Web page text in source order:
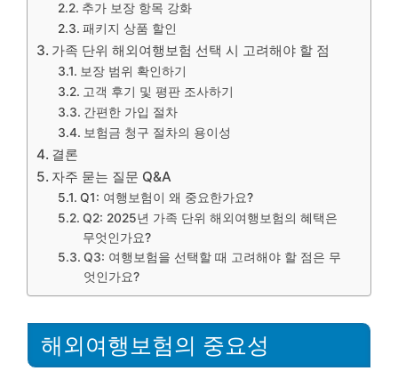
추가 보장 항목 강화
패키지 상품 할인
가족 단위 해외여행보험 선택 시 고려해야 할 점
보장 범위 확인하기
고객 후기 및 평판 조사하기
간편한 가입 절차
보험금 청구 절차의 용이성
결론
자주 묻는 질문 Q&A
Q1: 여행보험이 왜 중요한가요?
Q2: 2025년 가족 단위 해외여행보험의 혜택은
무엇인가요?
Q3: 여행보험을 선택할 때 고려해야 할 점은 무
엇인가요?
해외여행보험의 중요성